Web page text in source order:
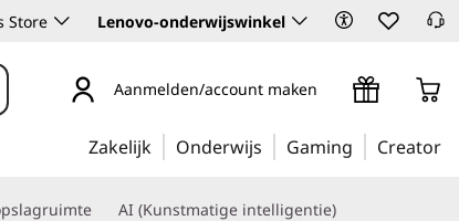
Store Lenovo-onderwijswinkel
Aanmelden/account maken
Zakelijk Onderwijs Gaming Creator
AI (Kunstmatige intelligentie)